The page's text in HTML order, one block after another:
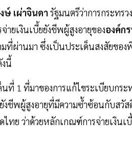
เผ่าจินดา รัฐมนตรีว่าการกระทร
ยเงินเบี้ยยังชีพผู้สูงอายุขององค์ก
ที่ผ่านมา ซึ่งเป็นประเด็นสงสัยขอ
นี้
ที่ 1 ที่มาของการแก้ไขระเบียบกร
งชีพผู้สูงอายุที่มีความซ้ำซ้อนกับสวัส
ไทย ว่าด้วยหลักเกณฑ์การจ่ายเงิน